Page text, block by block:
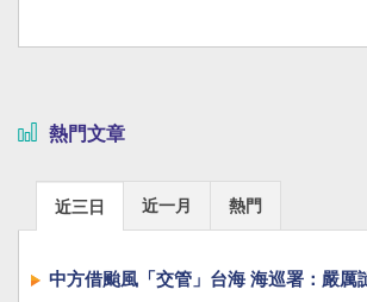
熱門文章
近三日 近一月 熱門
中方借颱風「交管」台海 海巡署：嚴厲